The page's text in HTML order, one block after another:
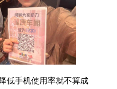
低手机使用率就不算成